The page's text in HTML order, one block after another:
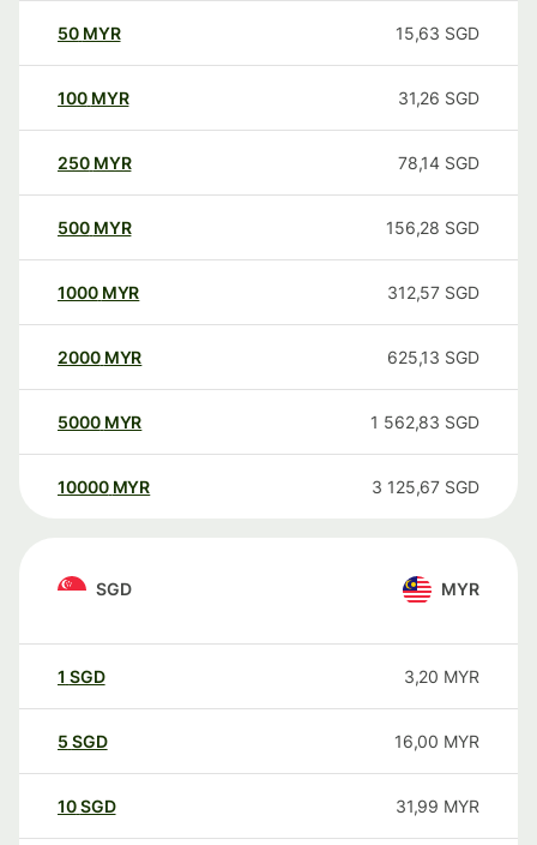
50 MYR 15,63 SGD
100 MYR 31,26 SGD
250 MYR 78,14 SGD
500 MYR 156,28 SGD
1000 MYR 312,57 SGD
2000 MYR 625,13 SGD
5000 MYR 1 562,83 SGD
10000 MYR 3 125,67 SGD
SGD MYR
1 SGD 3,20 MYR
5 SGD 16,00 MYR
10SGD 31,99 MYR